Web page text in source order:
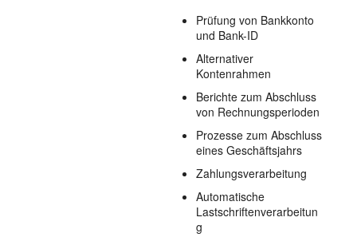
Prüfung von Bankkonto
und Bank-ID
Alternativer
Kontenrahmen
Berichte zum Abschluss
von Rechnungsperioden
Prozesse zum Abschluss
eines Geschäftsjahrs
Zahlungsverarbeitung
Automatische
Lastschriftenverarbeitun
g